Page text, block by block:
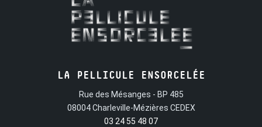
LA PELLICULE ENSORCELÉE
Rue des Mésanges - BP 485
08004 Charleville-Mézières CEDEX
03 24 55 48 07